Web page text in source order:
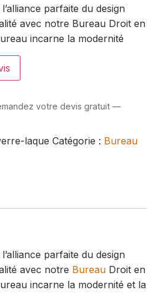
parfaite du design
avec notre Bureau Droit en
incarne la modernité
votre devis gratuit —
laque Catégorie : Bureau
parfaite du design
avec notre Bureau Droit en
incarne la modernité et la